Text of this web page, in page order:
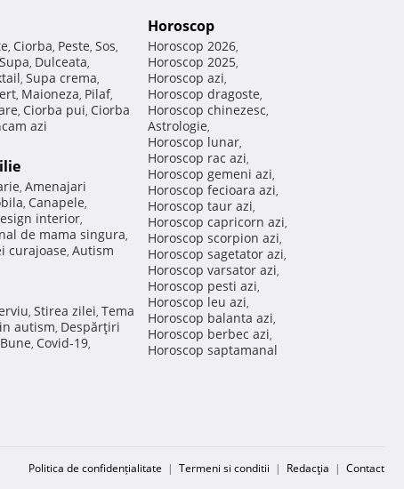
, Ciorba, Peste, Sos,
Supa, Dulceata,
, Supa crema,
, Maioneza, Pilaf,
, Ciorba pui, Ciorba
azi
, Amenajari
, Canapele,
interior,
de mama singura,
curajoase, Autism
, Stirea zilei, Tema
autism, Despărţiri
, Covid-19,
Horoscop
Horoscop 2026,
Horoscop 2025,
Horoscop azi,
Horoscop dragoste,
Horoscop chinezesc,
Astrologie,
Horoscop lunar,
Horoscop rac azi,
Horoscop gemeni azi,
Horoscop fecioara azi,
Horoscop taur azi,
Horoscop capricorn azi,
Horoscop scorpion azi,
Horoscop sagetator azi,
Horoscop varsator azi,
Horoscop pesti azi,
Horoscop leu azi,
Horoscop balanta azi,
Horoscop berbec azi,
Horoscop saptamanal
Politica de confidențialitate | Termeni si conditii | Redacţia | Contact